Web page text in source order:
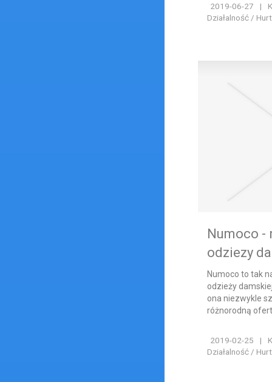
2019-06-27 |
Działalność /
Numoco -
odziezy
Numoco to tak
odzieży
ona niezwykle
różnorodną
2019-02-25 |
Działalność /